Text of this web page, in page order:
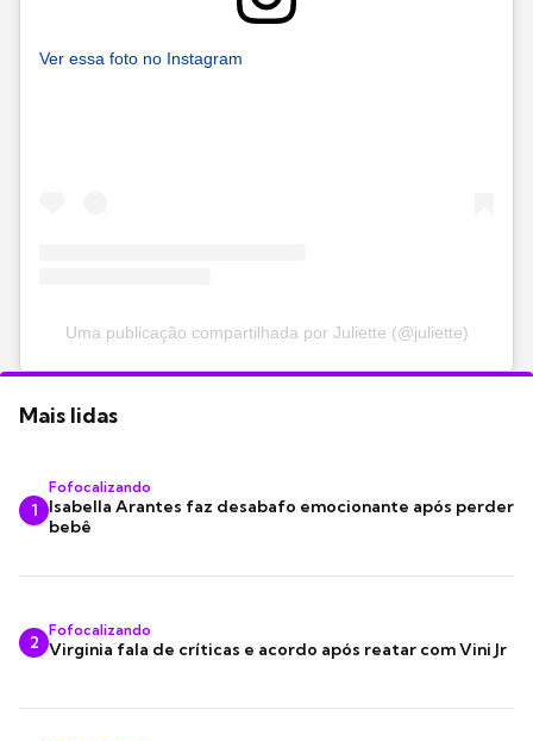
Ver essa foto no Instagram
Uma publicação compartilhada por Juliette (@juliette)
Mais lidas
1
Fofocalizando
Isabella Arantes faz desabafo emocionante após perder
bebê
2
Fofocalizando
Virginia fala de críticas e acordo após reatar com Vini Jr